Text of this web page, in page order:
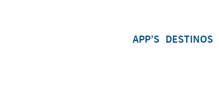
APP’S DESTINOS